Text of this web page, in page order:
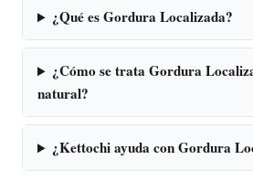
¿Qué es Gordura Localizada?
¿Cómo se trata Gordura
natural?
¿Kettochi ayuda con Gordura